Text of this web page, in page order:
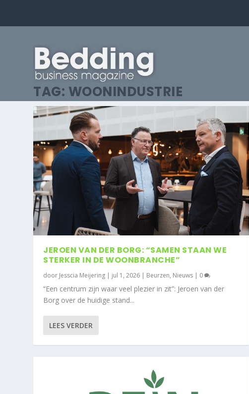
TAG: WOONINDUSTRIE
JEROEN VAN DER BORG: “SAMEN STAAN WE
STERKER IN DE WOONBRANCHE”
door Jesscia Meijering | jul 1, 2026 | Beurzen, Nieuws | 0
“Een centrum zijn waar veel plezier in zit”: Jeroen van der
Borg over de huidige stand...
LEES VERDER